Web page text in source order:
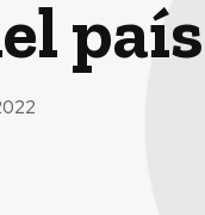
país